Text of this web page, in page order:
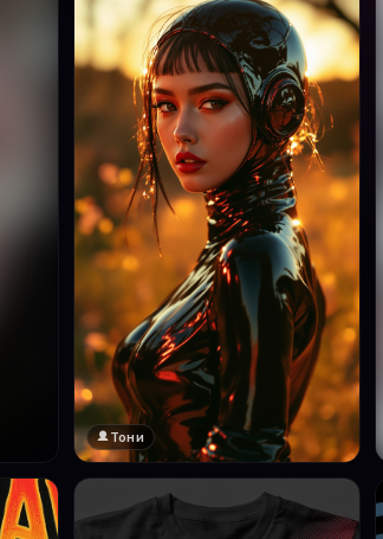
Тони